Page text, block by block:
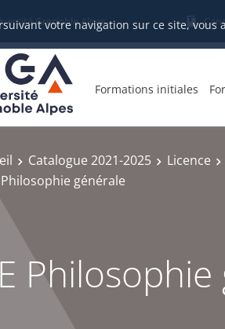
votre navigation sur ce site,
Grenoble Alpes
Formations initiales
Catalogue 2021-2025 Licence
Philosophie générale